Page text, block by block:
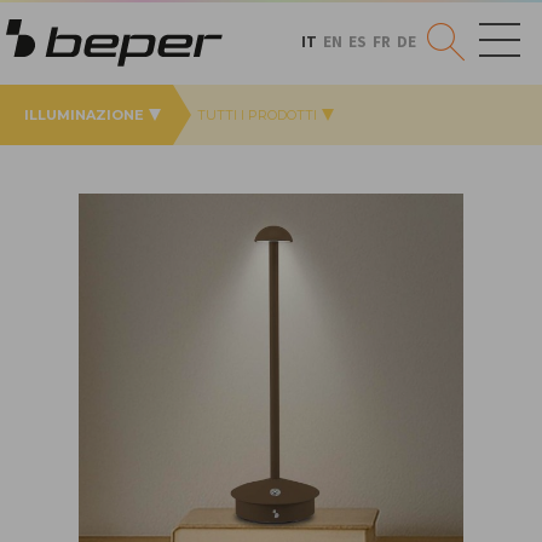
IT EN ES FR DE
ILLUMINAZIONE TUTTI I PRODOTTI